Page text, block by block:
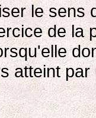
le sens
de la
atteint